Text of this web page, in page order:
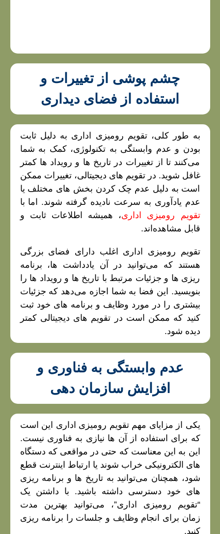
چشم‌ پوشی از تغییرات و
استفاده از فضای دیداری
به طور کلی، تقویم‌ رومیزی اداری به دلیل ثابت
بودن و عدم وابستگی به تکنولوژی، کمک به شما
می‌کنند تا از تغییرات در تاریخ‌ ها و رویداد ها کمتر
غافل شوید. در تقویم‌ های دیجیتالی، تغییرات ممکن
است به دلیل عدم چک کردن بخش‌ های مختلف یا
عدم یادآوری به سرعت نادیده گرفته شوند. اما با
تقویم رومیزی اداری، همیشه اطلاعات ثابت و
قابل مشاهده‌اند.
تقویم‌ رومیزی اداری اغلب دارای فضای بزرگی
هستند که می‌توانید در آن یادداشت‌ ها، برنامه‌
ریزی‌ ها و جزئیات مرتبط با تاریخ‌ ها و رویداد ها را
بنویسید. این فضا به شما اجازه می‌دهد که جزئیات
بیشتری را در مورد وظایف و برنامه‌ های خود ثبت
کنید که ممکن است در تقویم‌ های دیجیتالی کمتر
دیده شود.
عدم وابستگی به فناوری و
افزایش سازمان‌ دهی
یکی از مزایای مهم تقویم‌ رومیزی اداری این است
که برای استفاده از آن‌ ها نیازی به فناوری نیست.
این به این معناست که حتی در مواقعی که دستگاه‌
های الکترونیکی خراب شوند یا ارتباط اینترنت قطع
شود، همچنان می‌توانید به تاریخ‌ ها و برنامه‌ ریزی‌
های خود دسترسی داشته باشید. با داشتن یک
“تقویم رومیزی اداری”، می‌توانید بهترین مدت
زمان برای انجام وظایف و جلسات را برنامه‌ ریزی
کنید.